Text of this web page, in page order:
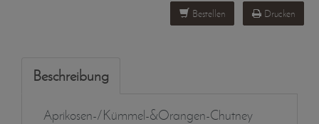
Bestellen Drucken
Beschreibung
Aprikosen-/Kümmel-&Orangen-Chutney